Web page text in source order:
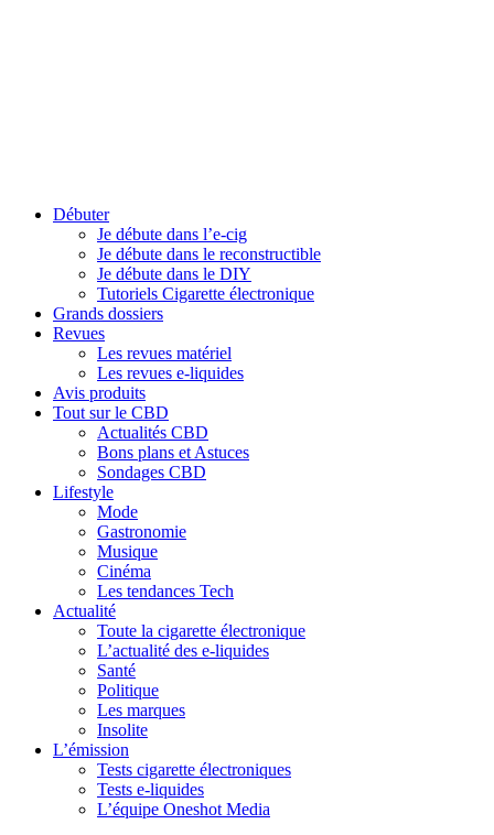
Débuter
Je débute dans l’e-cig
Je débute dans le reconstructible
Je débute dans le DIY
Tutoriels Cigarette électronique
Grands dossiers
Revues
Les revues matériel
Les revues e-liquides
Avis produits
Tout sur le CBD
Actualités CBD
Bons plans et Astuces
Sondages CBD
Lifestyle
Mode
Gastronomie
Musique
Cinéma
Les tendances Tech
Actualité
Toute la cigarette électronique
L’actualité des e-liquides
Santé
Politique
Les marques
Insolite
L’émission
Tests cigarette électroniques
Tests e-liquides
L’équipe Oneshot Media